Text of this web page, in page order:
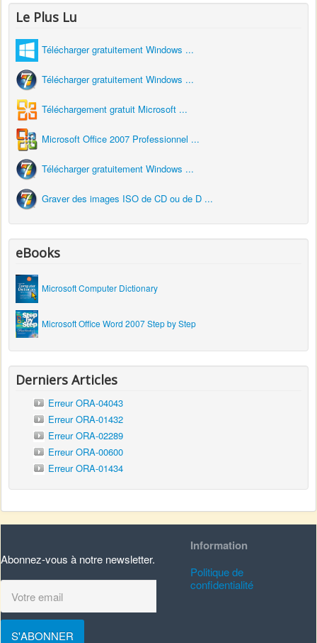
Le Plus Lu
Télécharger gratuitement Windows ...
Télécharger gratuitement Windows ...
Téléchargement gratuit Microsoft ...
Microsoft Office 2007 Professionnel ...
Télécharger gratuitement Windows ...
Graver des images ISO de CD ou de D ...
eBooks
Microsoft Computer Dictionary
Microsoft Office Word 2007 Step by Step
Derniers Articles
Erreur ORA-04043
Erreur ORA-01432
Erreur ORA-02289
Erreur ORA-00600
Erreur ORA-01434
Abonnez-vous à notre newsletter.
S'ABONNER
Information
Politique de
confidentialité